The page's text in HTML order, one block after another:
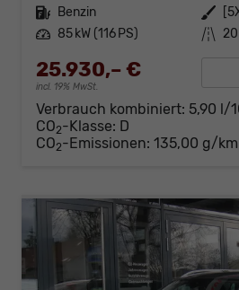
Kraftstoff Benzin Außenfarbe
Leistung 85 kW (116 PS) Kilometerstand
25.930,– €
incl. 19% MwSt.
Verbrauch kombiniert: 5,90 l/
CO2-Klasse: D
CO2-Emissionen: 135,00 g/km